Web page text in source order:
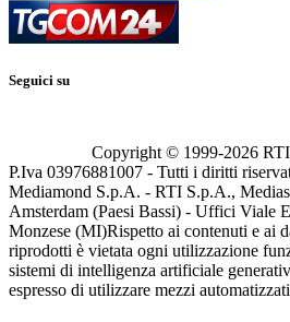
Seguici su
Copyright © 1999-2026
P.Iva 03976881007 - Tutti i diritti
Mediamond S.p.A. - RTI S.p.A.,
Amsterdam (Paesi Bassi) - Uffici Viale
Monzese (MI)Rispetto ai contenuti e ai
riprodotti è vietata ogni utilizzazione
sistemi di intelligenza artificiale
espresso di utilizzare mezzi